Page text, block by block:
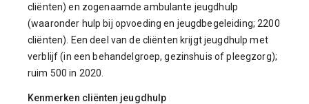
cliënten) en zogenaamde ambulante jeugdhulp
(waaronder hulp bij opvoeding en jeugdbegeleiding; 2200
cliënten). Een deel van de cliënten krijgt jeugdhulp met
verblijf (in een behandelgroep, gezinshuis of pleegzorg);
ruim 500 in 2020.
Kenmerken cliënten jeugdhulp